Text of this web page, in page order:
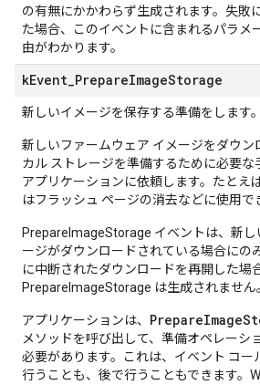
の有無にかかわらず生成されます。失敗
た場合、このイベントに含まれるパラメ
由がわかります。
kEvent PrepareImageStorage
新しいイメージを保存する準備をします。
新しいファームウェア イメージをダウン
カル ストレージを準備するために必要な
アプリケーションに依頼します。たとえ
はフラッシュ ページの消去などに使用で
PrepareImageStorage イベントは、新し
ージがダウンロードされている場合にの
に中断されたダウンロードを再開した場
PrepareImageStorage は生成されません
アプリケーションは、
メソッドを呼び出して、準備オペレーシ
必要があります。これは、イベント コー
行うことも、後で行うこともできます。